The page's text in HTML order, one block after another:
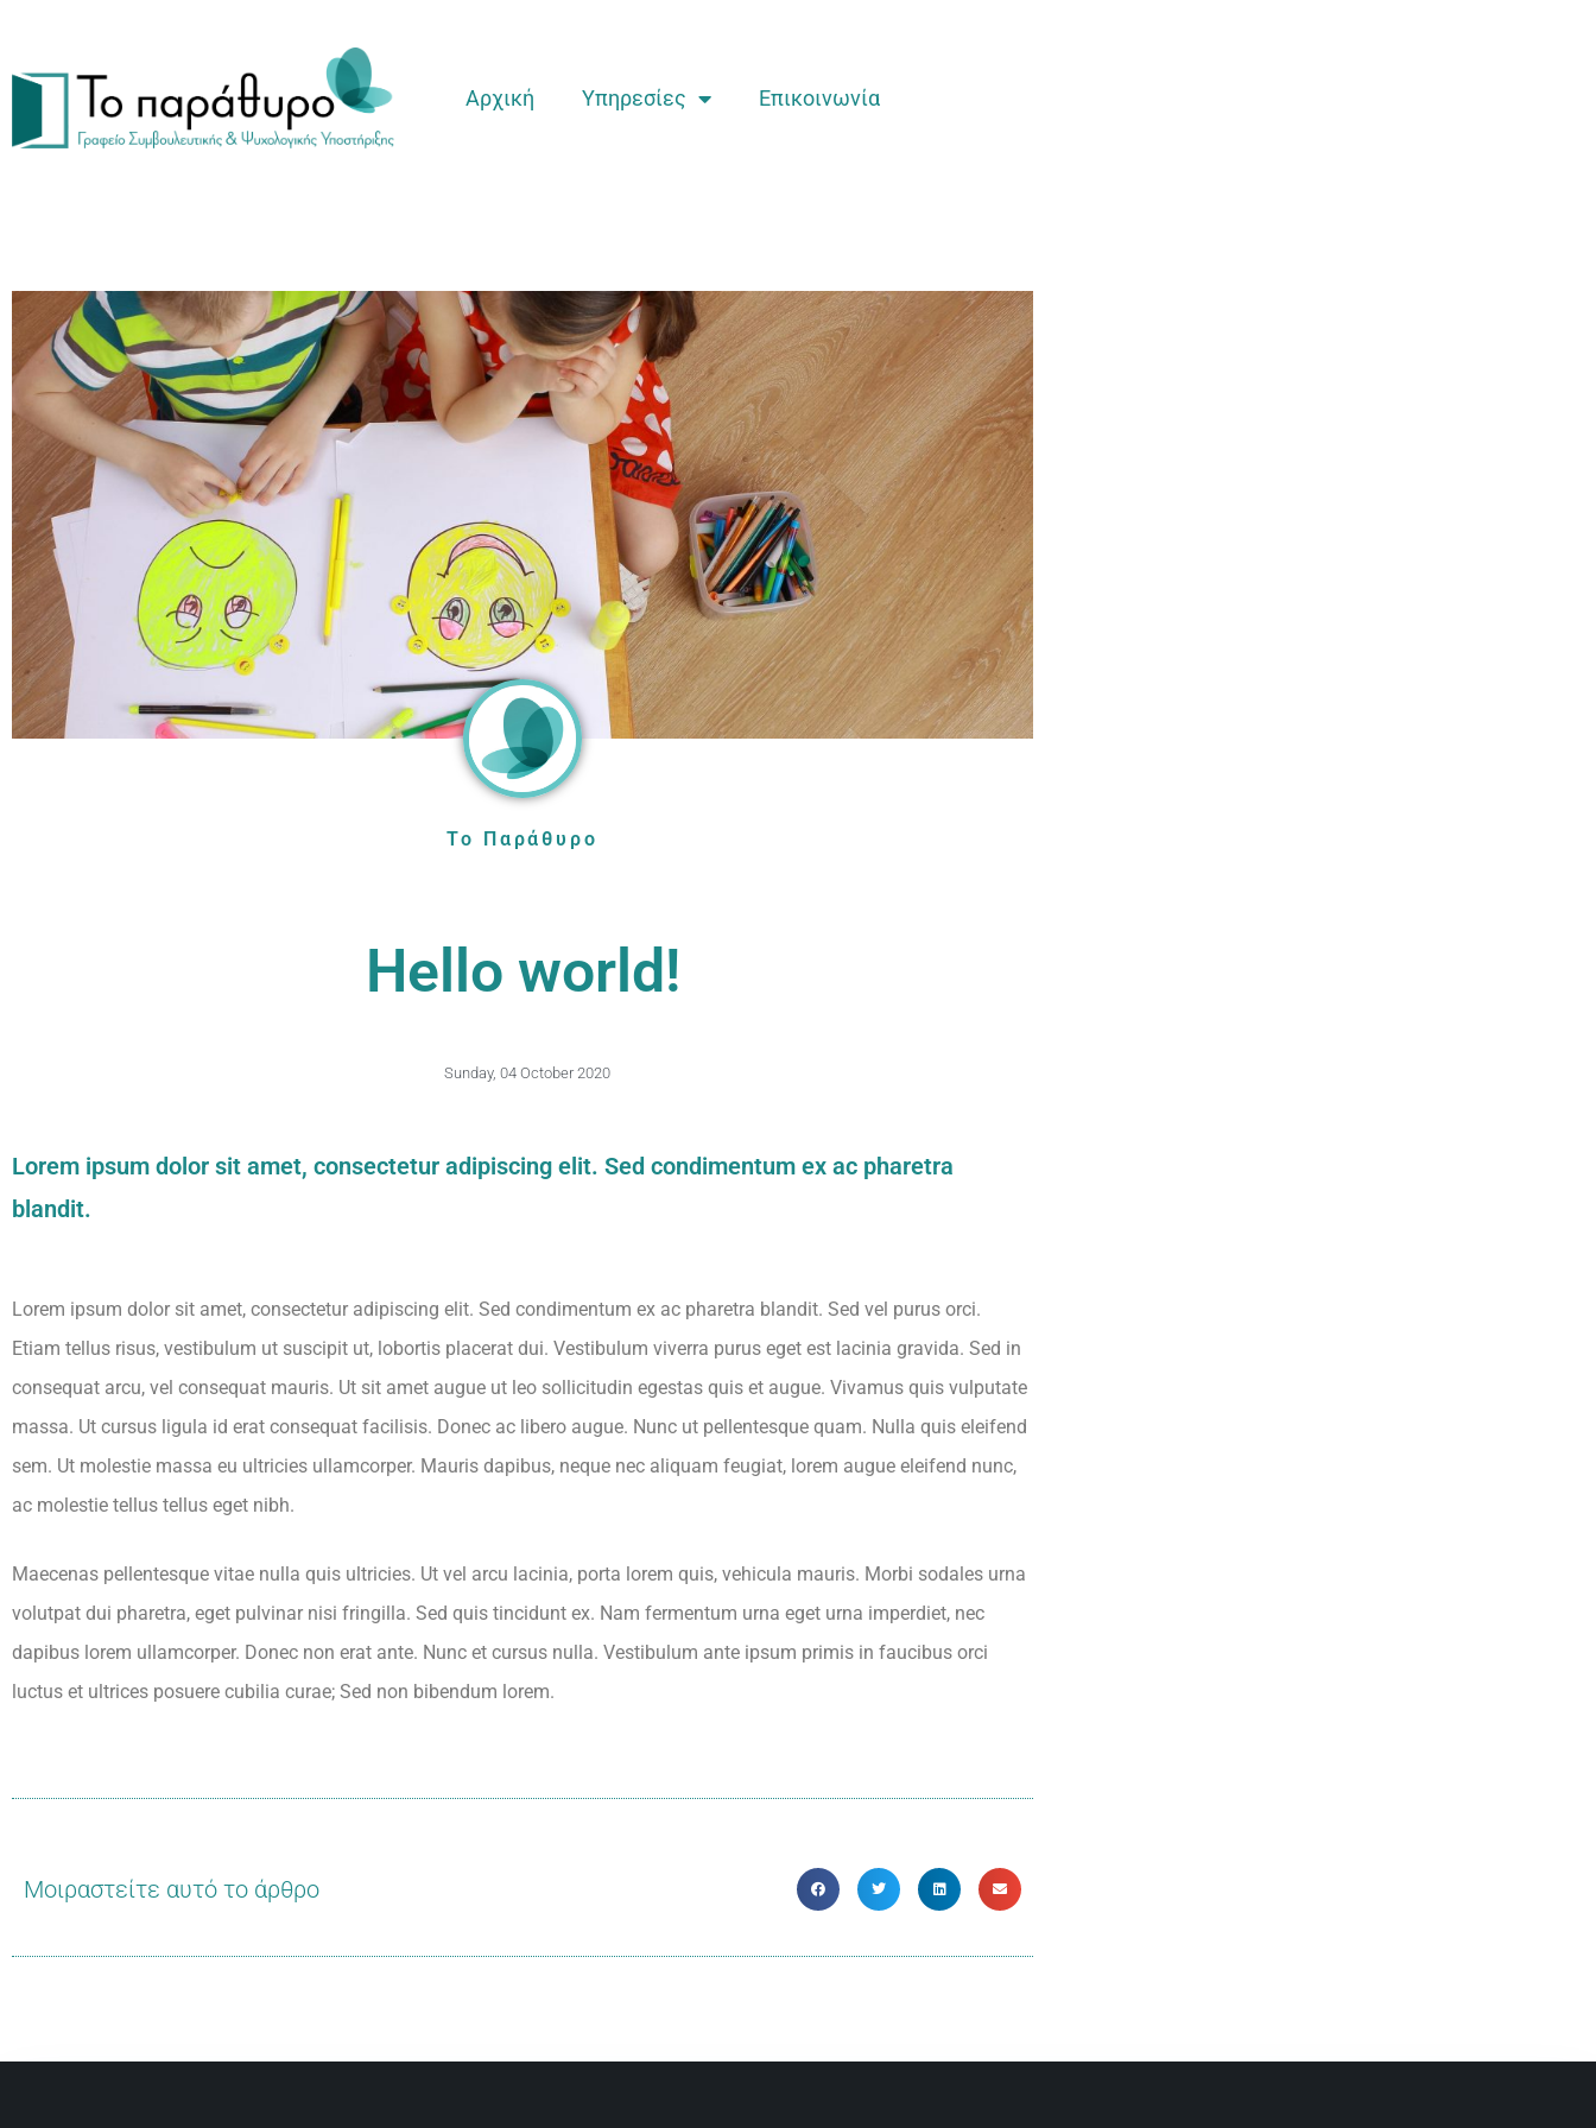
Αρχική Υπηρεσίες Επικοινωνία
Το Παράθυρο
Hello world!
Sunday, 04 October 2020
Lorem ipsum dolor sit amet, consectetur adipiscing elit. Sed condimentum ex ac pharetra
blandit.
Lorem ipsum dolor sit amet, consectetur adipiscing elit. Sed condimentum ex ac pharetra blandit. Sed vel purus orci.
Etiam tellus risus, vestibulum ut suscipit ut, lobortis placerat dui. Vestibulum viverra purus eget est lacinia gravida. Sed in
consequat arcu, vel consequat mauris. Ut sit amet augue ut leo sollicitudin egestas quis et augue. Vivamus quis vulputate
massa. Ut cursus ligula id erat consequat facilisis. Donec ac libero augue. Nunc ut pellentesque quam. Nulla quis eleifend
sem. Ut molestie massa eu ultricies ullamcorper. Mauris dapibus, neque nec aliquam feugiat, lorem augue eleifend nunc,
ac molestie tellus tellus eget nibh.
Maecenas pellentesque vitae nulla quis ultricies. Ut vel arcu lacinia, porta lorem quis, vehicula mauris. Morbi sodales urna
volutpat dui pharetra, eget pulvinar nisi fringilla. Sed quis tincidunt ex. Nam fermentum urna eget urna imperdiet, nec
dapibus lorem ullamcorper. Donec non erat ante. Nunc et cursus nulla. Vestibulum ante ipsum primis in faucibus orci
luctus et ultrices posuere cubilia curae; Sed non bibendum lorem.
Μοιραστείτε αυτό το άρθρο